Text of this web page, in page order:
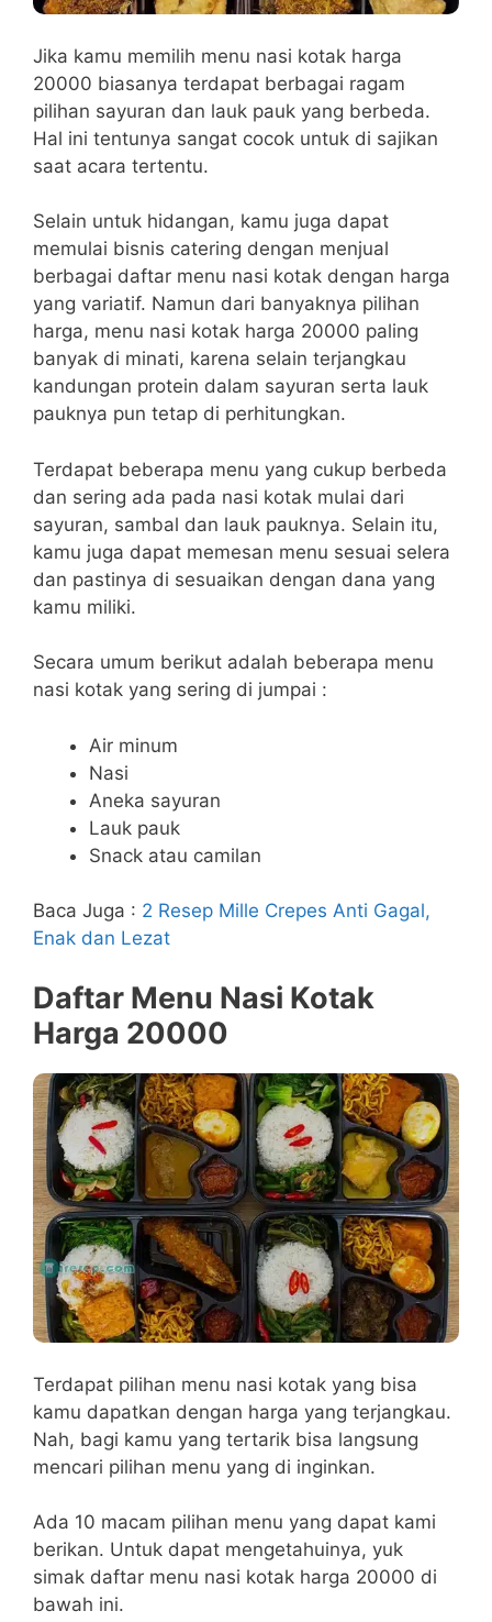
Jika kamu memilih menu nasi kotak harga
20000 biasanya terdapat berbagai ragam
pilihan sayuran dan lauk pauk yang berbeda.
Hal ini tentunya sangat cocok untuk di sajikan
saat acara tertentu.
Selain untuk hidangan, kamu juga dapat
memulai bisnis catering dengan menjual
berbagai daftar menu nasi kotak dengan harga
yang variatif. Namun dari banyaknya pilihan
harga, menu nasi kotak harga 20000 paling
banyak di minati, karena selain terjangkau
kandungan protein dalam sayuran serta lauk
pauknya pun tetap di perhitungkan.
Terdapat beberapa menu yang cukup berbeda
dan sering ada pada nasi kotak mulai dari
sayuran, sambal dan lauk pauknya. Selain itu,
kamu juga dapat memesan menu sesuai selera
dan pastinya di sesuaikan dengan dana yang
kamu miliki.
Secara umum berikut adalah beberapa menu
nasi kotak yang sering di jumpai :
Air minum
Nasi
Aneka sayuran
Lauk pauk
Snack atau camilan
Baca Juga : 2 Resep Mille Crepes Anti Gagal,
Enak dan Lezat
Daftar Menu Nasi Kotak
Harga 20000
Terdapat pilihan menu nasi kotak yang bisa
kamu dapatkan dengan harga yang terjangkau.
Nah, bagi kamu yang tertarik bisa langsung
mencari pilihan menu yang di inginkan.
Ada 10 macam pilihan menu yang dapat kami
berikan. Untuk dapat mengetahuinya, yuk
simak daftar menu nasi kotak harga 20000 di
bawah ini.